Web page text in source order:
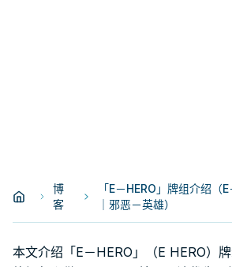
博
客
「E－HERO」牌组介绍（
｜邪恶－英雄）
本文介绍「E－HERO」（E HERO）牌